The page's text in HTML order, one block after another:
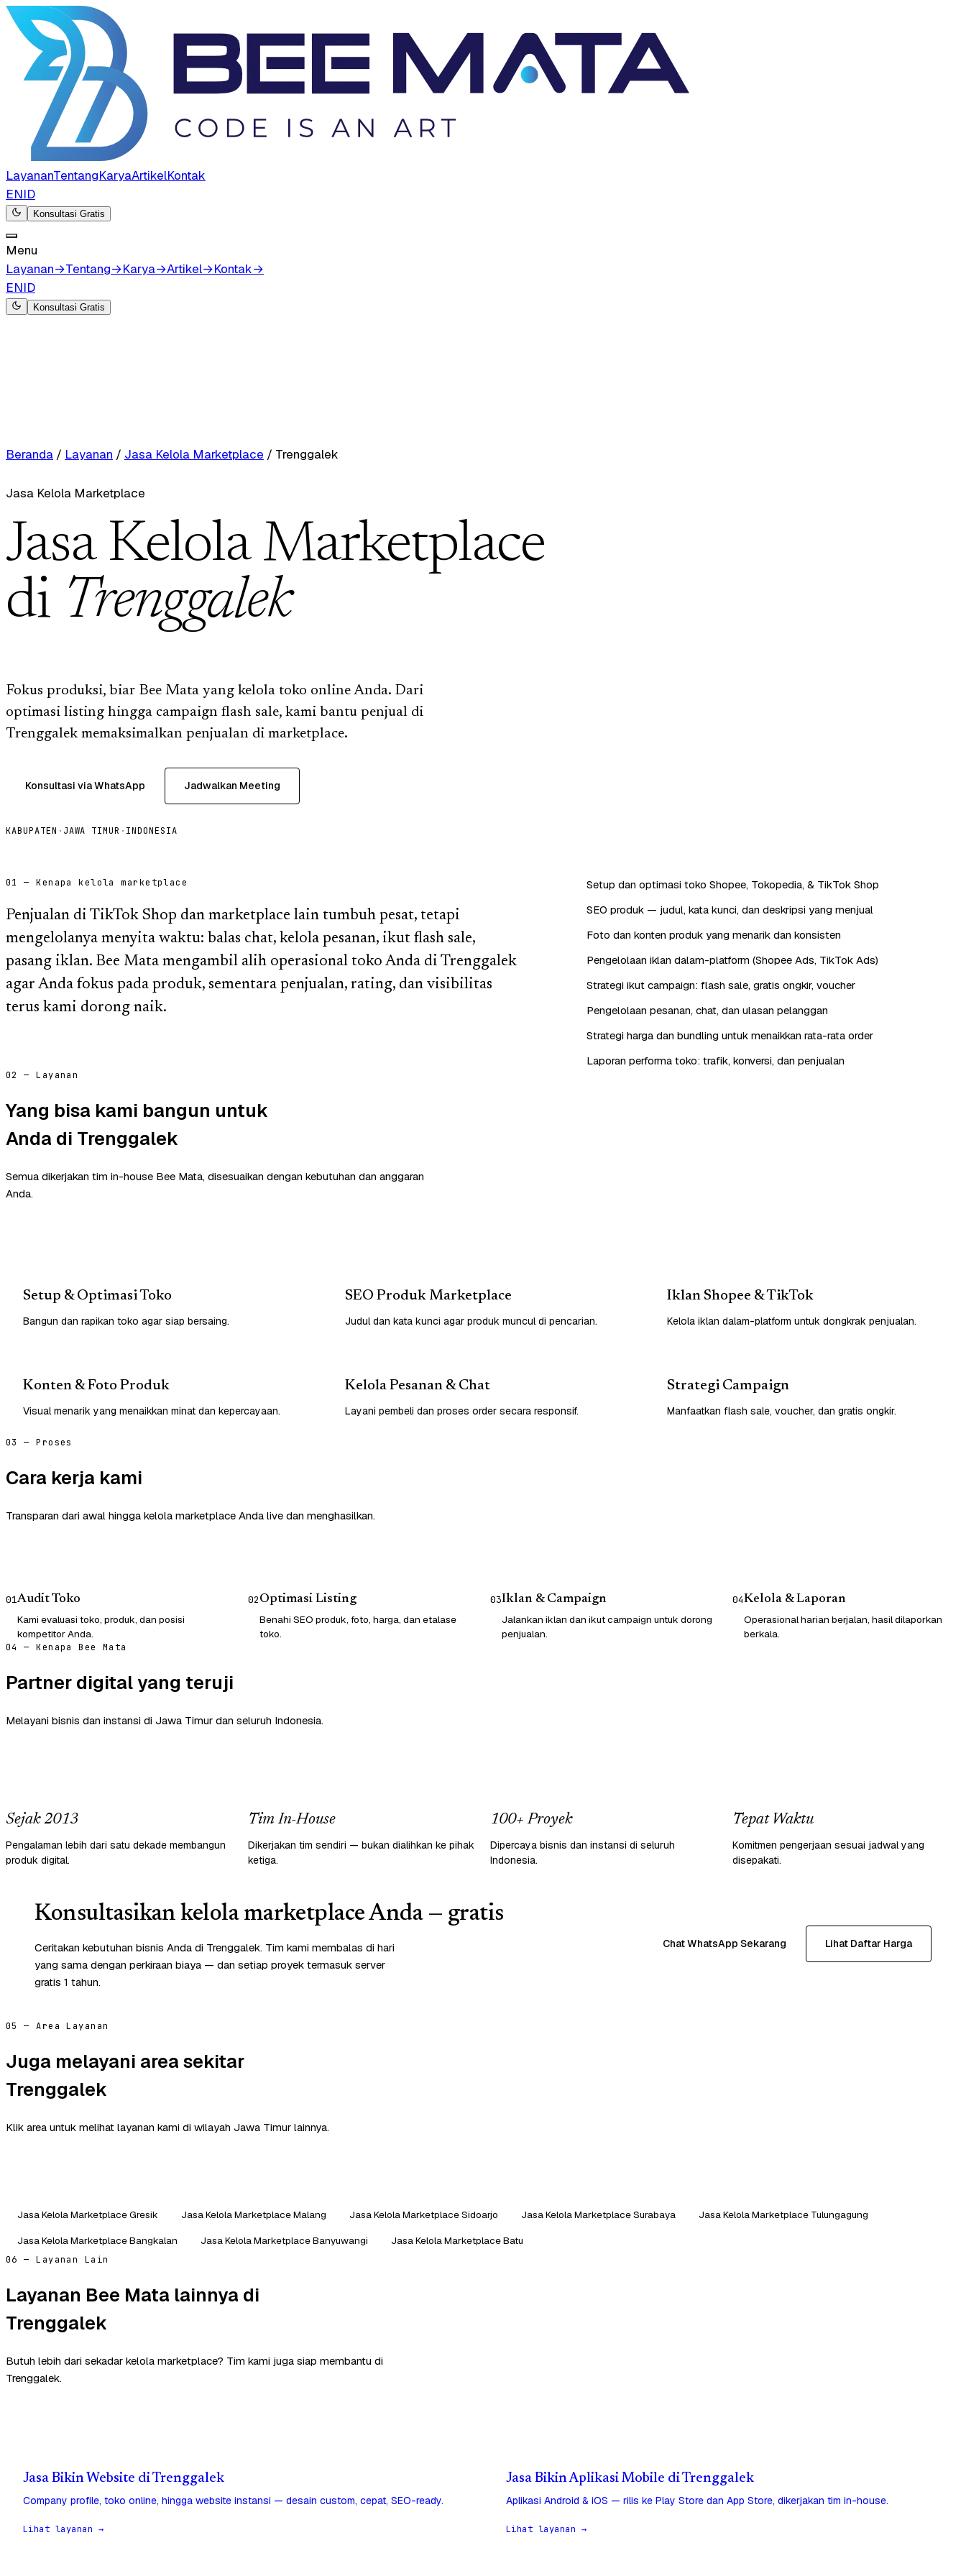
LayananTentangKaryaArtikelKontak
ENID
Konsultasi Gratis
Menu
Layanan→Tentang→Karya→Artikel→Kontak→
ENID
Konsultasi Gratis
Beranda / Layanan / Jasa Kelola Marketplace / Trenggalek
Jasa Kelola Marketplace
Jasa Kelola Marketplace
di Trenggalek
Fokus produksi, biar Bee Mata yang kelola toko online Anda. Dari
optimasi listing hingga campaign flash sale, kami bantu penjual di
Trenggalek memaksimalkan penjualan di marketplace.
Konsultasi via WhatsApp Jadwalkan Meeting
KABUPATEN · JAWA TIMUR · INDONESIA
01 — Kenapa kelola marketplace
Penjualan di TikTok Shop dan marketplace lain tumbuh pesat, tetapi
mengelolanya menyita waktu: balas chat, kelola pesanan, ikut flash sale,
pasang iklan. Bee Mata mengambil alih operasional toko Anda di Trenggalek
agar Anda fokus pada produk, sementara penjualan, rating, dan visibilitas
terus kami dorong naik.
Setup dan optimasi toko Shopee, Tokopedia, & TikTok Shop
SEO produk — judul, kata kunci, dan deskripsi yang menjual
Foto dan konten produk yang menarik dan konsisten
Pengelolaan iklan dalam-platform (Shopee Ads, TikTok Ads)
Strategi ikut campaign: flash sale, gratis ongkir, voucher
Pengelolaan pesanan, chat, dan ulasan pelanggan
Strategi harga dan bundling untuk menaikkan rata-rata order
Laporan performa toko: trafik, konversi, dan penjualan
02 — Layanan
Yang bisa kami bangun untuk
Anda di Trenggalek
Semua dikerjakan tim in-house Bee Mata, disesuaikan dengan kebutuhan dan anggaran
Anda.
Setup & Optimasi Toko
Bangun dan rapikan toko agar siap bersaing.
SEO Produk Marketplace
Judul dan kata kunci agar produk muncul di pencarian.
Iklan Shopee & TikTok
Kelola iklan dalam-platform untuk dongkrak penjualan.
Konten & Foto Produk
Visual menarik yang menaikkan minat dan kepercayaan.
Kelola Pesanan & Chat
Layani pembeli dan proses order secara responsif.
Strategi Campaign
Manfaatkan flash sale, voucher, dan gratis ongkir.
03 — Proses
Cara kerja kami
Transparan dari awal hingga kelola marketplace Anda live dan menghasilkan.
01Audit Toko
Kami evaluasi toko, produk, dan posisi
kompetitor Anda.
02Optimasi Listing
Benahi SEO produk, foto, harga, dan etalase
toko.
03Iklan & Campaign
Jalankan iklan dan ikut campaign untuk dorong
penjualan.
04Kelola & Laporan
Operasional harian berjalan, hasil dilaporkan
berkala.
04 — Kenapa Bee Mata
Partner digital yang teruji
Melayani bisnis dan instansi di Jawa Timur dan seluruh Indonesia.
Sejak 2013
Pengalaman lebih dari satu dekade membangun
produk digital.
Tim In-House
Dikerjakan tim sendiri — bukan dialihkan ke pihak
ketiga.
100+ Proyek
Dipercaya bisnis dan instansi di seluruh
Indonesia.
Tepat Waktu
Komitmen pengerjaan sesuai jadwal yang
disepakati.
Konsultasikan kelola marketplace Anda — gratis
Ceritakan kebutuhan bisnis Anda di Trenggalek. Tim kami membalas di hari
yang sama dengan perkiraan biaya — dan setiap proyek termasuk server
gratis 1 tahun.
Chat WhatsApp Sekarang Lihat Daftar Harga
05 — Area Layanan
Juga melayani area sekitar
Trenggalek
Klik area untuk melihat layanan kami di wilayah Jawa Timur lainnya.
Jasa Kelola Marketplace Gresik Jasa Kelola Marketplace Malang Jasa Kelola Marketplace Sidoarjo Jasa Kelola Marketplace Surabaya
Jasa Kelola Marketplace Tulungagung
Jasa Kelola Marketplace Bangkalan
Jasa Kelola Marketplace Banyuwangi Jasa Kelola Marketplace Batu
06 — Layanan Lain
Layanan Bee Mata lainnya di
Trenggalek
Butuh lebih dari sekadar kelola marketplace? Tim kami juga siap membantu di
Trenggalek.
Jasa Bikin Website di Trenggalek
Company profile, toko online, hingga website instansi — desain custom, cepat, SEO-ready.
Lihat layanan →
Jasa Bikin Aplikasi Mobile di Trenggalek
Aplikasi Android & iOS — rilis ke Play Store dan App Store, dikerjakan tim in-house.
Lihat layanan →